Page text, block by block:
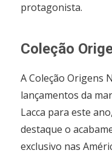
protagonista.
Coleção
A Coleção Origens
lançamentos da
Lacca para este
destaque o
exclusivo nas